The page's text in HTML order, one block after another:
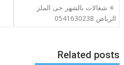
تصفّح
المقالات
شغالات بالشهر حى الملز
الرياض 0541630238
Related posts